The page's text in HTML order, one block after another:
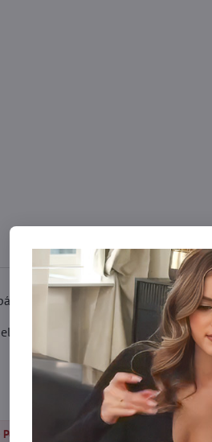
Popis
nohou, s vyšívaným
Ponožky